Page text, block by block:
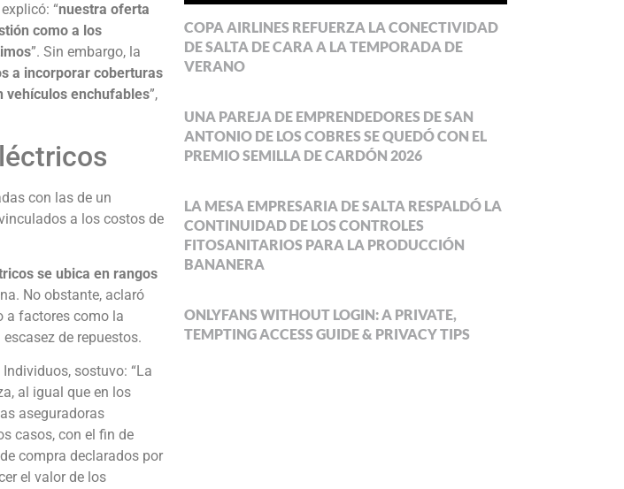
“nuestra oferta
como a los
”. Sin embargo, la
a incorporar coberturas
vehículos enchufables”,
con las de un
a los costos de
se ubica en rangos
No obstante, aclaró
a factores como la
de repuestos.
sostuvo: “La
al igual que en los
aseguradoras
casos, con el fin de
compra declarados por
el valor de los
COPA AIRLINES REFUERZA LA CONECTIVIDAD
DE SALTA DE CARA A LA TEMPORADA DE
VERANO
UNA PAREJA DE EMPRENDEDORES DE SAN
ANTONIO DE LOS COBRES SE QUEDÓ CON EL
PREMIO SEMILLA DE CARDÓN 2026
LA MESA EMPRESARIA DE SALTA RESPALDÓ LA
CONTINUIDAD DE LOS CONTROLES
FITOSANITARIOS PARA LA PRODUCCIÓN
BANANERA
ONLYFANS WITHOUT LOGIN: A PRIVATE,
TEMPTING ACCESS GUIDE & PRIVACY TIPS